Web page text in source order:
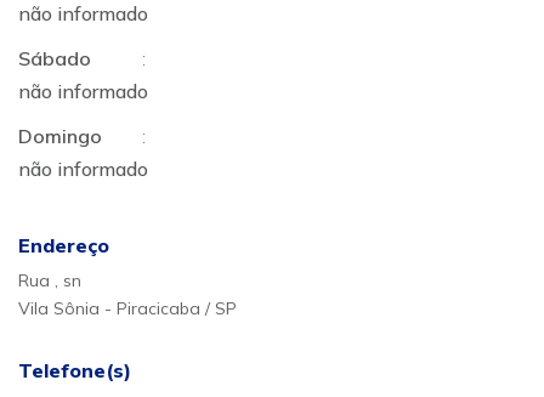
não informado
Sábado
:
não informado
Domingo
:
não informado
Endereço
Rua , sn
Vila Sônia - Piracicaba / SP
Telefone(s)